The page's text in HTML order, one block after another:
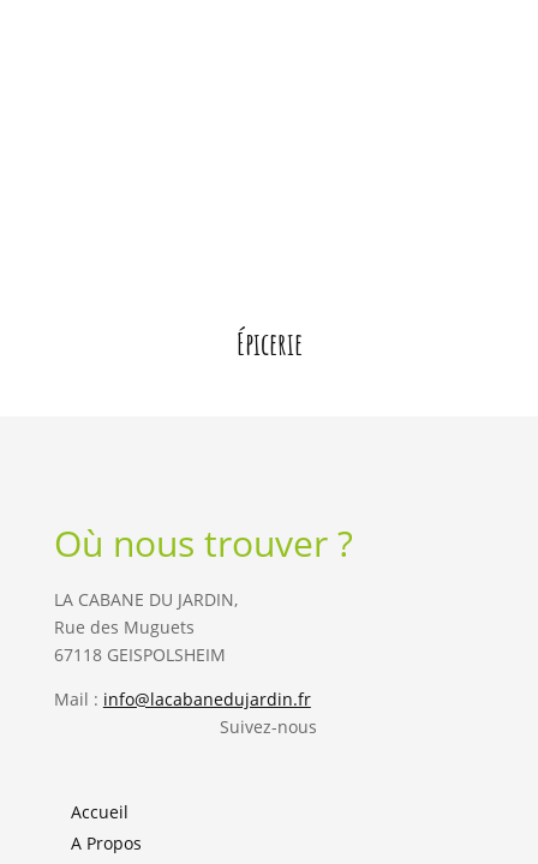
Épicerie
Où nous trouver ?
LA CABANE DU JARDIN,
Rue des Muguets
67118 GEISPOLSHEIM
Mail : info@lacabanedujardin.fr
Suivez-nous
Accueil
A Propos